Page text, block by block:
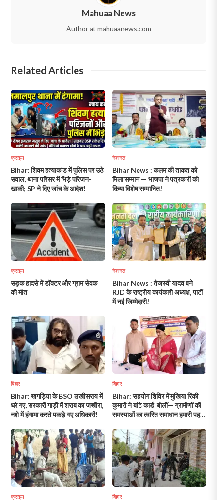
Mahuaa News
Author at mahuaanews.com
Related Articles
क्राइम
Bihar: शिवम हत्याकांड में पुलिस पर उठे
सवाल, थाना परिसर में भिड़े परिजन-
खाकी; SP ने दिए जांच के आदेश!
नेशनल
Bihar News : कलम की ताकत को
मिला सम्मान — भाजपा ने पत्रकारों को
किया विशेष सम्मानित!
क्राइम
सड़क हादसे में डॉक्टर और ग्राम सेवक
की मौत
नेशनल
Bihar News : तेजस्वी यादव बने
RJD के राष्ट्रीय कार्यकारी अध्यक्ष, पार्टी
में नई जिम्मेदारी!
बिहार
Bihar: खगड़िया के BSO लखीसराय में
धरे गए, सरकारी गाड़ी में शराब का जखीरा,
नशे में हंगामा करते पकड़े गए अधिकारी!
बिहार
Bihar: सहयोग शिविर में मुखिया रिंकी
कुमारी ने बांटे कार्ड, बोलीं— ग्रामीणों की
समस्याओं का त्वरित समाधान हमारी पहली
क्राइम बिहार